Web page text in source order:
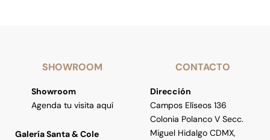
SHOWROOM
Showroom
Agenda tu visita aquí
Galería Santa & Cole
CONTACTO
Dirección
Campos Elíseos 136
Colonia Polanco V Secc.
Miguel Hidalgo CDMX,